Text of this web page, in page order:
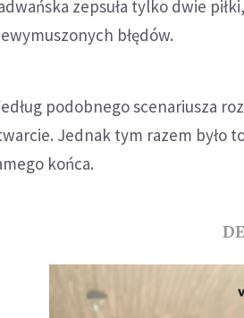
zepsuła tylko dwie
błędów.
podobnego scenariusza
Jednak tym razem było
końca.